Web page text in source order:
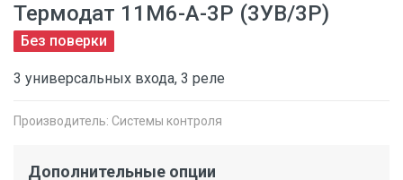
Термодат 11М6-А-3Р (3УВ/3Р)
Без поверки
3 универсальных входа, 3 реле
Производитель: Системы контроля
Дополнительные опции